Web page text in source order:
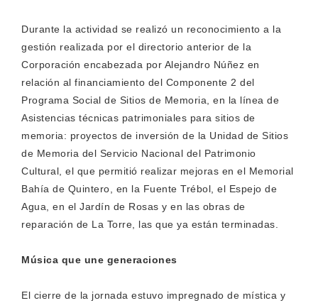
Durante la actividad se realizó un reconocimiento a la
gestión realizada por el directorio anterior de la
Corporación encabezada por Alejandro Núñez en
relación al financiamiento del Componente 2 del
Programa Social de Sitios de Memoria, en la línea de
Asistencias técnicas patrimoniales para sitios de
memoria: proyectos de inversión de la Unidad de Sitios
de Memoria del Servicio Nacional del Patrimonio
Cultural, el que permitió realizar mejoras en el Memorial
Bahía de Quintero, en la Fuente Trébol, el Espejo de
Agua, en el Jardín de Rosas y en las obras de
reparación de La Torre, las que ya están terminadas.
Música que une generaciones
El cierre de la jornada estuvo impregnado de mística y